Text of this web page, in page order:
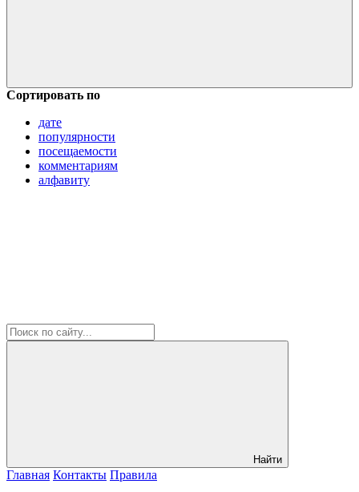
Сортировать по
дате
популярности
посещаемости
комментариям
алфавиту
Найти
Главная Контакты Правила